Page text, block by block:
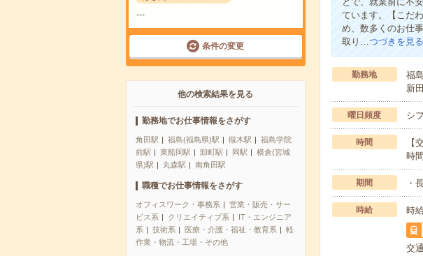
---
条件の変更
他の検索結果を見る
勤務地でお仕事情報をさがす
角田駅 福島(福島県)駅 槻木駅
福島学院
前駅
東船岡駅 卸町駅 岡駅
横倉(宮城
県)駅
丸森駅 南角田駅
職種でお仕事情報をさがす
オフィスワーク・事務系
営業・販売・サー
ビス系
クリエイティブ系
IT・エンジニア
系
技術系 医療・介護・福祉・教育系
軽
作業・物流・工場・その他
ています。【こだ
め、数多くのお仕
取り…つづきを見る
勤務地
福
新
曜日頻度 シ
時間
【
時
期間 ・
時給 時
交